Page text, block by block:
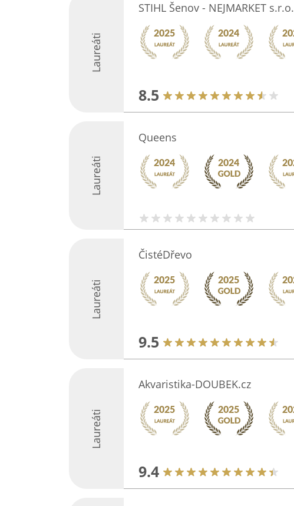
Laureáti
STIHL Šenov - NEJMARKET s.r.o.
8.5
Laureáti
Queens
Laureáti
ČistéDřevo
9.5
Laureáti
Akvaristika-DOUBEK.cz
9.4